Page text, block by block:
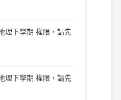
理下學期 權限，請先
理下學期 權限，請先